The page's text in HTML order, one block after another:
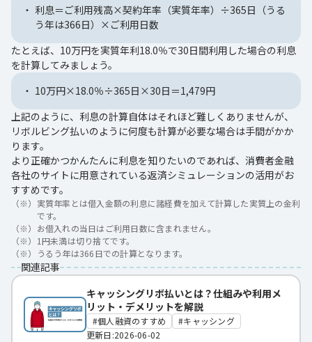
利息＝ご利用残高×契約年率（実質年率）÷365日（うる
う年は366日）×ご利用日数
たとえば、10万円を実質年利18.0％で30日間利用した場合の利息
を計算してみましょう。
10万円×18.0％÷365日×30日＝1,479円
上記のように、利息の計算自体はそれほど難しくありませんが、
リボルビング払いのように何度も計算が必要な場合は手間がかか
ります。
より正確かつかんたんに利息を知りたいのであれば、消費者金融
各社のサイトに用意されている返済シミュレーションの活用がお
すすめです。
（※） 実質年率とは借入金額の利息に諸経費を加えて計算した実質上の金利
です。
（※） お借入れの当日はご利用日数に含まれません。
（※） 1円未満は切り捨てです。
（※）
うるう年は366日での計算となります。
関連記事
キャッシングリボ払いとは？仕組みや利用メ
リット・デメリットを解説
個人融資のすすめ
キャッシング
更新日:2026-06-02